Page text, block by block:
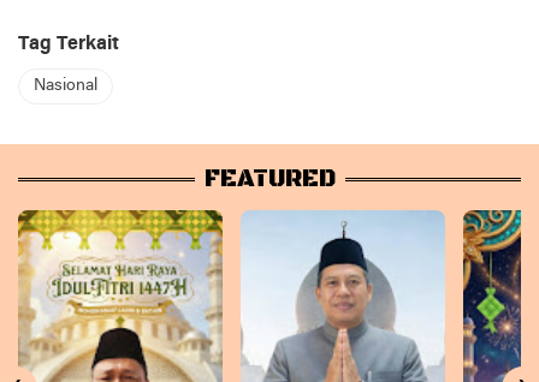
Tag Terkait
Nasional
FEATURED